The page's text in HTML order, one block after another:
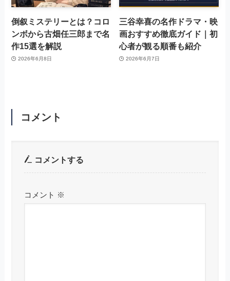
倒叙ミステリーとは？コロ
ンボから古畑任三郎まで名
作15選を解説
2026年6月8日
三谷幸喜の名作ドラマ・映
画おすすめ徹底ガイド｜初
心者が観る順番も紹介
2026年6月7日
コメント
コメントする
コメント ※